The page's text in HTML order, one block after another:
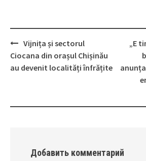
Post
navigation
Vijnița și sectorul
Ciocana din orașul Chișinău
au devenit localități înfrățite
„E
Добавить комментарий